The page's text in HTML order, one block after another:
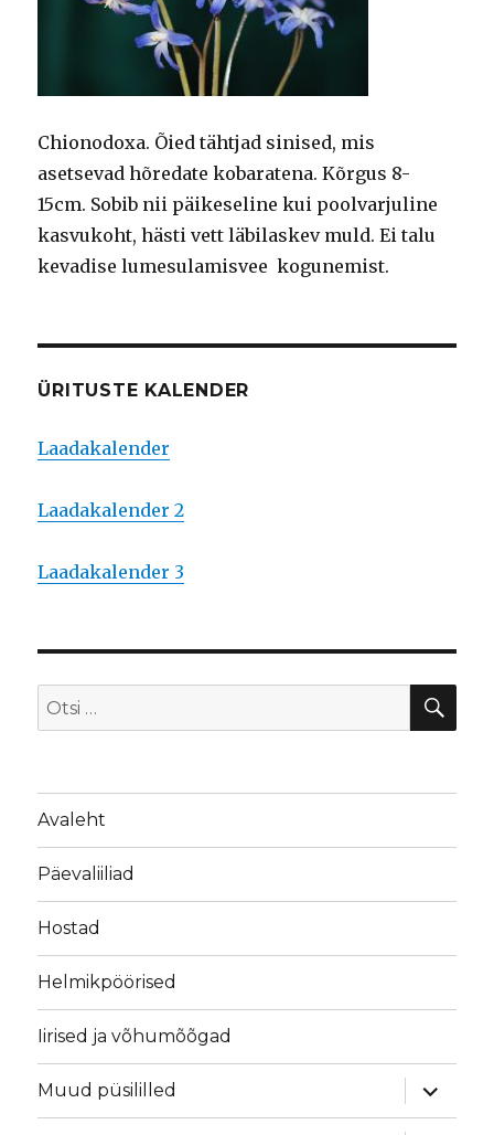
Chionodoxa. Õied tähtjad sinised, mis
asetsevad hõredate kobaratena. Kõrgus 8-
15cm. Sobib nii päikeseline kui poolvarjuline
kasvukoht, hästi vett läbilaskev muld. Ei talu
kevadise lumesulamisvee kogunemist.
ÜRITUSTE KALENDER
Laadakalender
Laadakalender 2
Laadakalender 3
Otsi:
Avaleht
Päevaliiliad
Hostad
Helmikpöörised
Iirised ja võhumõõgad
Muud püsililled
laienda